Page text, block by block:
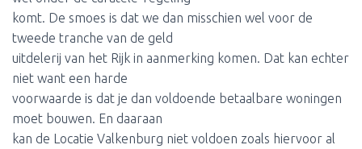
komt. De smoes is dat we dan misschien wel voor de
tweede tranche van de geld
uitdelerij van het Rijk in aanmerking komen. Dat kan echter
niet want een harde
voorwaarde is dat je dan voldoende betaalbare woningen
moet bouwen. En daaraan
kan de Locatie Valkenburg niet voldoen zoals hiervoor al